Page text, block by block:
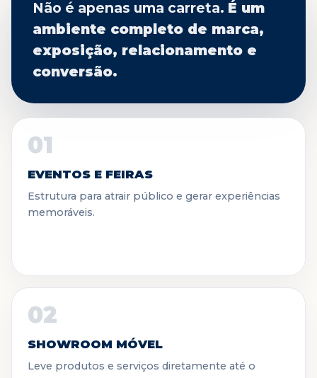
Não é apenas uma carreta. É um
ambiente completo de marca,
exposição, relacionamento e
conversão.
01
EVENTOS E FEIRAS
Estrutura para atrair público e gerar experiências
memoráveis.
02
SHOWROOM MÓVEL
Leve produtos e serviços diretamente até o